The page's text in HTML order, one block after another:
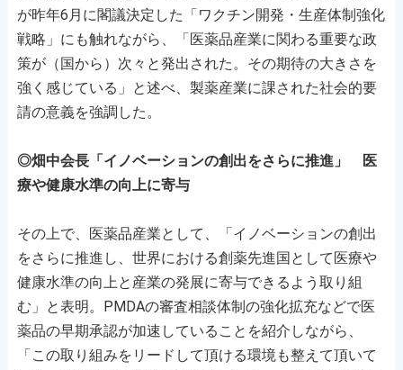
が昨年6月に閣議決定した「ワクチン開発・生産体制強化
戦略」にも触れながら、「医薬品産業に関わる重要な政
策が（国から）次々と発出された。その期待の大きさを
強く感じている」と述べ、製薬産業に課された社会的要
請の意義を強調した。
◎畑中会長「イノベーションの創出をさらに推進」 医
療や健康水準の向上に寄与
その上で、医薬品産業として、「イノベーションの創出
をさらに推進し、世界における創薬先進国として医療や
健康水準の向上と産業の発展に寄与できるよう取り組
む」と表明。PMDAの審査相談体制の強化拡充などで医
薬品の早期承認が加速していることを紹介しながら、
「この取り組みをリードして頂ける環境も整えて頂いて